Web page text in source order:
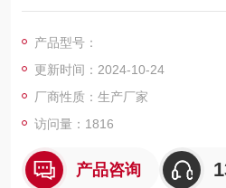
的称重显示仪表及钢结构称重秤台
表面抛光拉丝。产品美观，结构坚
能稳定可靠，操作简便，移动灵活。
产品型号：
更新时间：2024-10-24
厂商性质：生产厂家
访问量：1816
产品咨询